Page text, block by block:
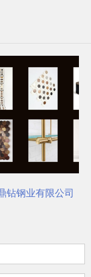
钻钢业有限公司，